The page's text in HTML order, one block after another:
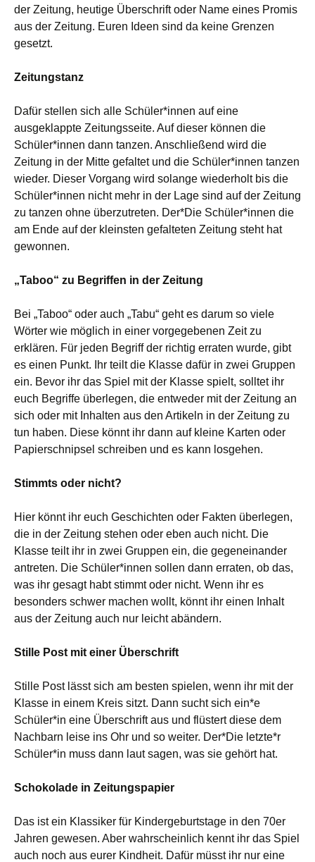
der Zeitung, heutige Überschrift oder Name eines Promis
aus der Zeitung. Euren Ideen sind da keine Grenzen
gesetzt.
Zeitungstanz
Dafür stellen sich alle Schüler*innen auf eine
ausgeklappte Zeitungsseite. Auf dieser können die
Schüler*innen dann tanzen. Anschließend wird die
Zeitung in der Mitte gefaltet und die Schüler*innen tanzen
wieder. Dieser Vorgang wird solange wiederholt bis die
Schüler*innen nicht mehr in der Lage sind auf der Zeitung
zu tanzen ohne überzutreten. Der*Die Schüler*innen die
am Ende auf der kleinsten gefalteten Zeitung steht hat
gewonnen.
„Taboo“ zu Begriffen in der Zeitung
Bei „Taboo“ oder auch „Tabu“ geht es darum so viele
Wörter wie möglich in einer vorgegebenen Zeit zu
erklären. Für jeden Begriff der richtig erraten wurde, gibt
es einen Punkt. Ihr teilt die Klasse dafür in zwei Gruppen
ein. Bevor ihr das Spiel mit der Klasse spielt, solltet ihr
euch Begriffe überlegen, die entweder mit der Zeitung an
sich oder mit Inhalten aus den Artikeln in der Zeitung zu
tun haben. Diese könnt ihr dann auf kleine Karten oder
Papierschnipsel schreiben und es kann losgehen.
Stimmts oder nicht?
Hier könnt ihr euch Geschichten oder Fakten überlegen,
die in der Zeitung stehen oder eben auch nicht. Die
Klasse teilt ihr in zwei Gruppen ein, die gegeneinander
antreten. Die Schüler*innen sollen dann erraten, ob das,
was ihr gesagt habt stimmt oder nicht. Wenn ihr es
besonders schwer machen wollt, könnt ihr einen Inhalt
aus der Zeitung auch nur leicht abändern.
Stille Post mit einer Überschrift
Stille Post lässt sich am besten spielen, wenn ihr mit der
Klasse in einem Kreis sitzt. Dann sucht sich ein*e
Schüler*in eine Überschrift aus und flüstert diese dem
Nachbarn leise ins Ohr und so weiter. Der*Die letzte*r
Schüler*in muss dann laut sagen, was sie gehört hat.
Schokolade in Zeitungspapier
Das ist ein Klassiker für Kindergeburtstage in den 70er
Jahren gewesen. Aber wahrscheinlich kennt ihr das Spiel
auch noch aus eurer Kindheit. Dafür müsst ihr nur eine